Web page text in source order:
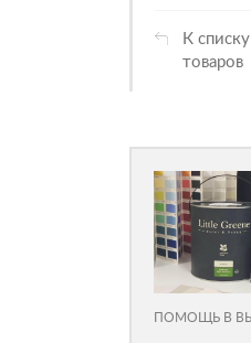
К списку
товаров